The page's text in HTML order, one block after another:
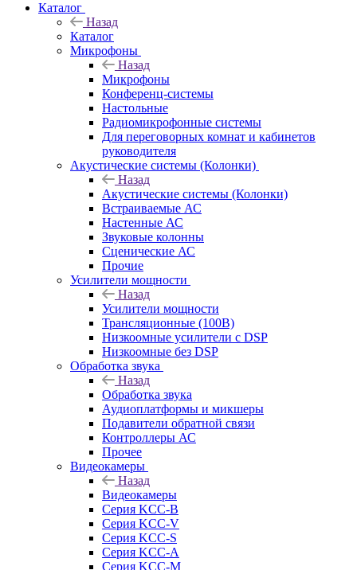
Каталог
Назад
Каталог
Микрофоны
Назад
Микрофоны
Конференц-системы
Настольные
Радиомикрофонные системы
Для переговорных комнат и кабинетов
руководителя
Акустические системы (Колонки)
Назад
Акустические системы (Колонки)
Встраиваемые АС
Настенные АС
Звуковые колонны
Сценические АС
Прочие
Усилители мощности
Назад
Усилители мощности
Трансляционные (100В)
Низкоомные усилители с DSP
Низкоомные без DSP
Обработка звука
Назад
Обработка звука
Аудиоплатформы и микшеры
Подавители обратной связи
Контроллеры АС
Прочее
Видеокамеры
Назад
Видеокамеры
Серия KCC-B
Серия KCC-V
Серия KCC-S
Серия KCC-A
Серия KCC-M